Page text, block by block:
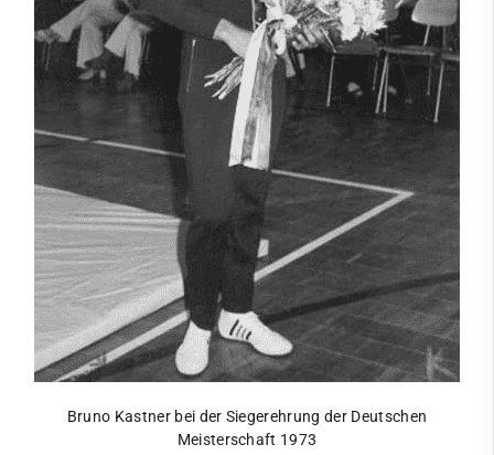
Bruno Kastner bei der Siegerehrung der Deutschen
Meisterschaft 1973
1981 bis 1990
1991 bis 2000
2001 bis 2010
2011 bis 2020
Ehrentafel
Kampfgericht
Ehrenamtliche Helfer
Für Fans
Unsere Partner